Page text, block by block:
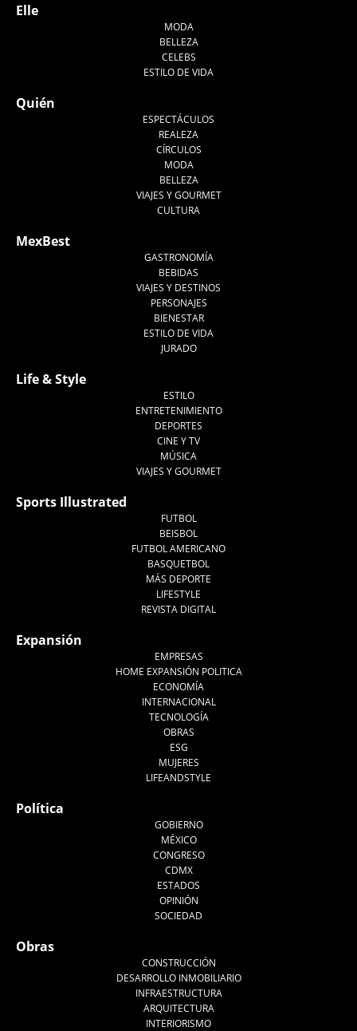
Elle
MODA
BELLEZA
CELEBS
ESTILO DE VIDA
Quién
ESPECTÁCULOS
REALEZA
CÍRCULOS
MODA
BELLEZA
VIAJES Y GOURMET
CULTURA
MexBest
GASTRONOMÍA
BEBIDAS
VIAJES Y DESTINOS
PERSONAJES
BIENESTAR
ESTILO DE VIDA
JURADO
Life & Style
ESTILO
ENTRETENIMIENTO
DEPORTES
CINE Y TV
MÚSICA
VIAJES Y GOURMET
Sports Illustrated
FUTBOL
BEISBOL
FUTBOL AMERICANO
BASQUETBOL
MÁS DEPORTE
LIFESTYLE
REVISTA DIGITAL
Expansión
EMPRESAS
HOME EXPANSIÓN POLITICA
ECONOMÍA
INTERNACIONAL
TECNOLOGÍA
OBRAS
ESG
MUJERES
LIFEANDSTYLE
Política
GOBIERNO
MÉXICO
CONGRESO
CDMX
ESTADOS
OPINIÓN
SOCIEDAD
Obras
CONSTRUCCIÓN
DESARROLLO INMOBILIARIO
INFRAESTRUCTURA
ARQUITECTURA
INTERIORISMO